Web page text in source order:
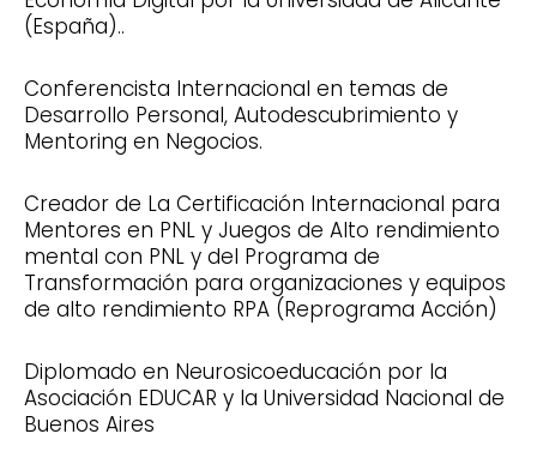
(España)..
Conferencista Internacional en temas de
Desarrollo Personal, Autodescubrimiento y
Mentoring en Negocios.
Creador de La Certificación Internacional para
Mentores en PNL y Juegos de Alto rendimiento
mental con PNL y del Programa de
Transformación para organizaciones y equipos
de alto rendimiento RPA (Reprograma Acción)
Diplomado en Neurosicoeducación por la
Asociación EDUCAR y la Universidad Nacional de
Buenos Aires